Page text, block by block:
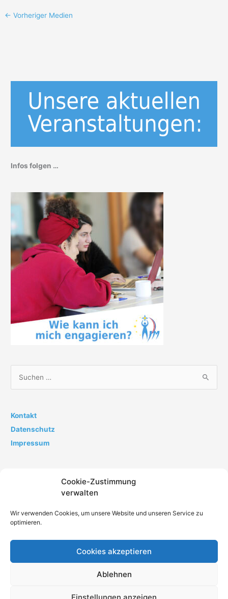
Cookie-Zustimmung
verwalten
Wir verwenden Cookies, um unsere Website und unseren Service zu
optimieren.
Cookies akzeptieren
Ablehnen
Einstellungen anzeigen
← Vorheriger Medien
Infos folgen …
h
e
n
Kontakt
Datenschutz
Impressum
Impressum Datenschutz AGB
Kontakt
Cookie-Richtlinie (EU)